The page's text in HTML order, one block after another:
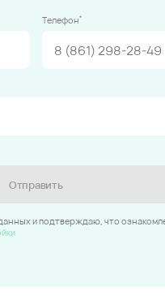
Телефон*
Отправить
и подтверждаю, что